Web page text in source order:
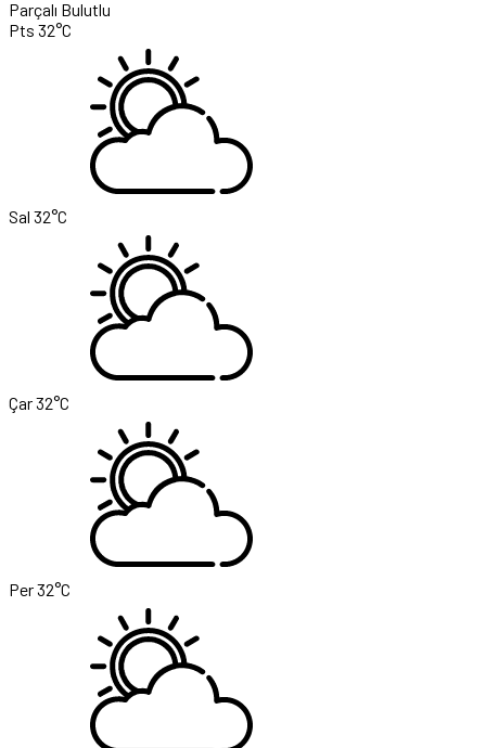
Parçalı Bulutlu
Pts 32°C
Sal 32°C
Çar32°C
Per32°C